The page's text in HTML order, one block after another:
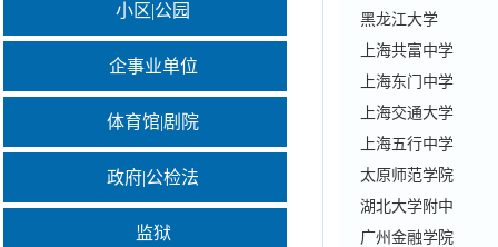
小区|公园
企事业单位
体育馆|剧院
政府|公检法
监狱
黑龙江大学
上海共富中学
上海东门中学
上海交通大学
上海五行中学
太原师范学院
湖北大学附中
广州金融学院